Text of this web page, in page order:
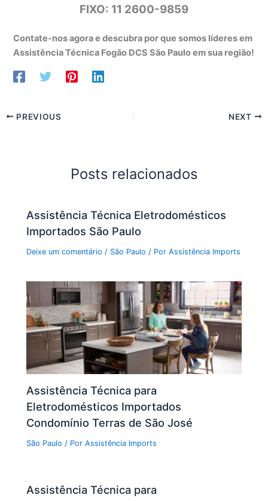
FIXO: 11 2600-9859
Contate-nos agora e descubra por que somos líderes em
Assistência Técnica Fogão DCS São Paulo em sua região!
PREVIOUS NEXT
Posts relacionados
Assistência Técnica Eletrodomésticos
Importados São Paulo
Deixe um comentário / São Paulo / PorAssistência Imports
Assistência Técnica para
Eletrodomésticos Importados
Condomínio Terras de São José
São Paulo / PorAssistência Imports
Assistência Técnica para